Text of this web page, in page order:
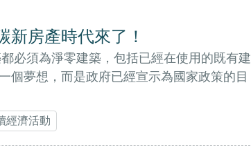
房產時代來了！
必須為淨零建築，包括已經在使用的既有建
個夢想，而是政府已經宣示為國家政策的目
經濟活動